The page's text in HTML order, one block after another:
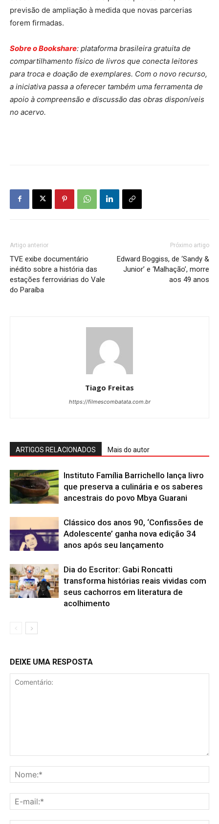
previsão de ampliação à medida que novas parcerias
forem firmadas.
Sobre o Bookshare: plataforma brasileira gratuita de
compartilhamento físico de livros que conecta leitores
para troca e doação de exemplares. Com o novo recurso,
a iniciativa passa a oferecer também uma ferramenta de
apoio à compreensão e discussão das obras disponíveis
no acervo.
Artigo anterior
TVE exibe documentário
inédito sobre a história das
estações ferroviárias do Vale
do Paraíba
Próximo artigo
Edward Boggiss, de ‘Sandy &
Junior’ e ‘Malhação’, morre
aos 49 anos
Tiago Freitas
https://filmescombatata.com.br
ARTIGOS RELACIONADOS Mais do autor
Instituto Família Barrichello lança livro
que preserva a culinária e os saberes
ancestrais do povo Mbya Guarani
Clássico dos anos 90, ‘Confissões de
Adolescente’ ganha nova edição 34
anos após seu lançamento
Dia do Escritor: Gabi Roncatti
transforma histórias reais vividas com
seus cachorros em literatura de
acolhimento
DEIXE UMA RESPOSTA